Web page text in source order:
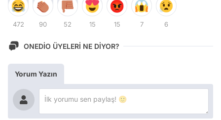
472 90 52 15 15 7 6
ONEDİO ÜYELERİ NE DİYOR?
Yorum Yazın